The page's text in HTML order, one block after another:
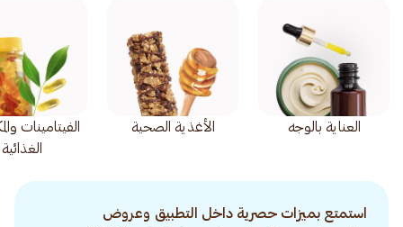
العناية بالوجه الأغذية الصحية
الفيتامينات
الغذائية
استمتع بميزات حصرية داخل التطبيق وعروض